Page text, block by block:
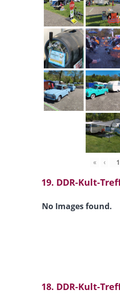
« ‹
19. DDR-Kult-
No Images found.
18. DDR-Kult-